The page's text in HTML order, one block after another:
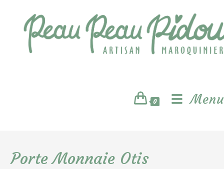
0 Menu
Porte Monnaie Otis